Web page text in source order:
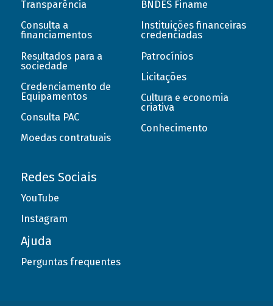
Transparência
Consulta a
financiamentos
Resultados para a
sociedade
Credenciamento de
Equipamentos
Consulta PAC
Moedas contratuais
BNDES Finame
Instituições financeiras
credenciadas
Patrocínios
Licitações
Cultura e economia
criativa
Conhecimento
Redes Sociais
YouTube
Instagram
Ajuda
Perguntas frequentes